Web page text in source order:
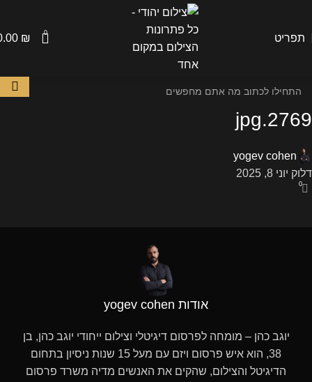
תפריט 0
₪
2769.jpg
yogev cohen
דלוק יוני 8, 2025
0
אודות yogev cohen
יוגב כהן – מומחה לפרסום דיגיטלי וצילום ייחודי יוגב כהן, בן
38, הוא איש פרסום ויזם עם מעל 15 שנות ניסיון בתחום
הדיגיטל והצילום, שהקים את האנשים מדיה משרד פרסום